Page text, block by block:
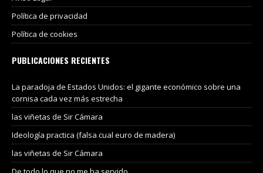
Política de privacidad
Política de cookies
PUBLICACIONES RECIENTES
La paradoja de Estados Unidos: el gigante económico sobre una
cornisa cada vez más estrecha
las viñetas de Sir Cámara
Ideología practica (falsa cual euro de madera)
las viñetas de Sir Cámara